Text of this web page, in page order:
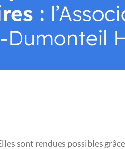
:
Dumonteil
sont rendues possibles